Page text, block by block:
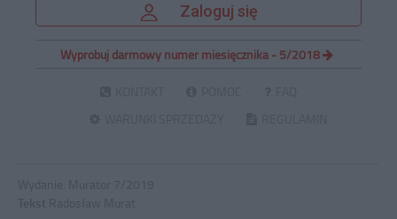
Zaloguj się
Wypróbuj darmowy numer miesięcznika - 5/2018